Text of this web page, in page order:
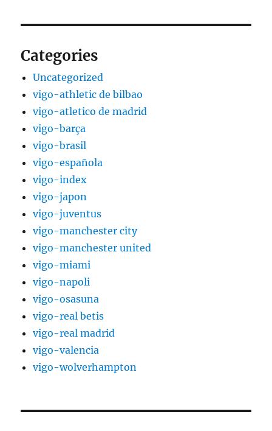
Categories
Uncategorized
vigo-athletic de bilbao
vigo-atletico de madrid
vigo-barça
vigo-brasil
vigo-española
vigo-index
vigo-japon
vigo-juventus
vigo-manchester city
vigo-manchester united
vigo-miami
vigo-napoli
vigo-osasuna
vigo-real betis
vigo-real madrid
vigo-valencia
vigo-wolverhampton